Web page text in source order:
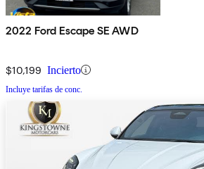
2022 Ford Escape SE AWD
$10,199 Incierto
Incluye tarifas de conc.